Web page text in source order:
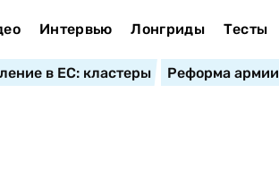
Интервью Лонгриды Тесты
в ЕС: кластеры Реформа армии